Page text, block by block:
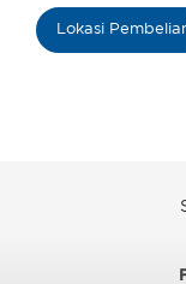
Lokasi